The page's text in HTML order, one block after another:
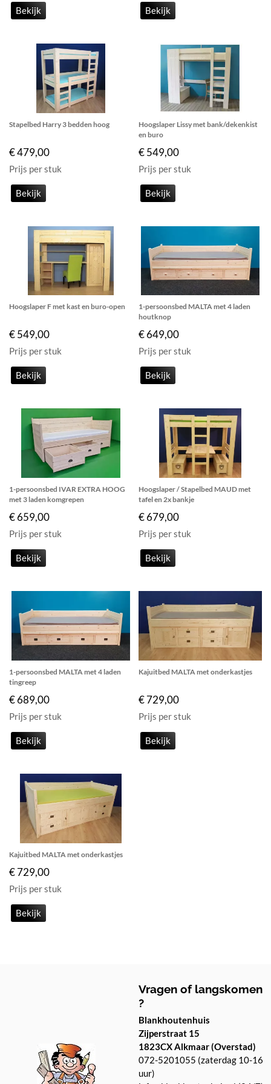
Bekijk Bekijk
Stapelbed Harry 3 bedden hoog
€ 479,00
Prijs per stuk
Bekijk
Hoogslaper Lissy met bank/dekenkist
en buro
€ 549,00
Prijs per stuk
Bekijk
Hoogslaper F met kast en buro-open
€ 549,00
Prijs per stuk
Bekijk
1-persoonsbed MALTA met 4 laden
houtknop
€ 649,00
Prijs per stuk
Bekijk
1-persoonsbed IVAR EXTRA HOOG
met 3 laden komgrepen
€ 659,00
Prijs per stuk
Bekijk
Hoogslaper / Stapelbed MAUD met
tafel en 2x bankje
€ 679,00
Prijs per stuk
Bekijk
1-persoonsbed MALTA met 4 laden
tingreep
€ 689,00
Prijs per stuk
Bekijk
Kajuitbed MALTA met onderkastjes
€ 729,00
Prijs per stuk
Bekijk
Kajuitbed MALTA met onderkastjes
€ 729,00
Prijs per stuk
Bekijk
Vragen of langskomen
?
Blankhoutenhuis
Zijperstraat 15
1823CX Alkmaar (Overstad)
072-5201055 (zaterdag 10-16
uur)